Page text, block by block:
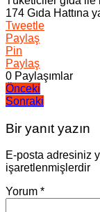
174 Gıda Hattına
Tweetle
Paylaş
Pin
Paylaş
0 Paylaşımlar
Yazı
gezinmesi
Önceki
Sonraki
Bir yanıt yazın
E-posta adresiniz
işaretlenmişlerdir
Yorum *